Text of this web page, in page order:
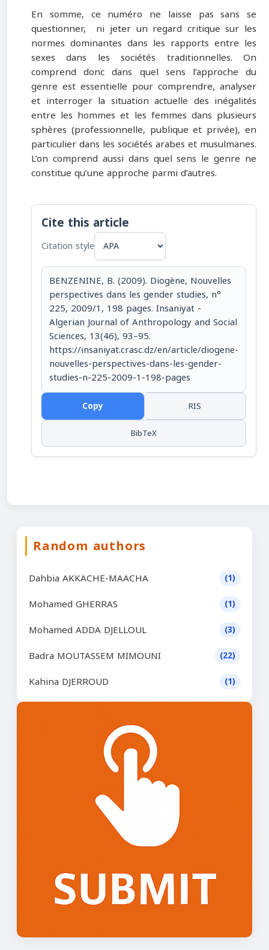
En somme, ce numéro ne laisse pas sans se
questionner, ni jeter un regard critique sur les
normes dominantes dans les rapports entre les
sexes dans les sociétés traditionnelles. On
comprend donc dans quel sens l’approche du
genre est essentielle pour comprendre, analyser
et interroger la situation actuelle des inégalités
entre les hommes et les femmes dans plusieurs
sphères (professionnelle, publique et privée), en
particulier dans les sociétés arabes et musulmanes.
L’on comprend aussi dans quel sens le genre ne
constitue qu’une approche parmi d’autres.
Cite this article
Citation style
BENZENINE, B. (2009). Diogène, Nouvelles
perspectives dans les gender studies, n°
225, 2009/1, 198 pages. Insaniyat -
Algerian Journal of Anthropology and Social
Sciences, 13(46), 93–95.
https://insaniyat.crasc.dz/en/article/diogene-
nouvelles-perspectives-dans-les-gender-
studies-n-225-2009-1-198-pages
Copy
RIS
BibTeX
Random authors
Dahbia AKKACHE-MAACHA (1)
Mohamed GHERRAS (1)
Mohamed ADDA DJELLOUL (3)
Badra MOUTASSEM MIMOUNI (22)
Kahina DJERROUD (1)